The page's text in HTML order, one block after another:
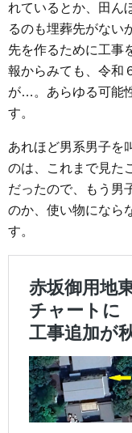
れているとか、田ん
るのも埋葬先がない
先を作るために工
報からみても、令和
が…。あらゆる可能
す。
あれほど男系男子を
のは、これまで見た
だったので、もう男
のか、使い物になら
す。